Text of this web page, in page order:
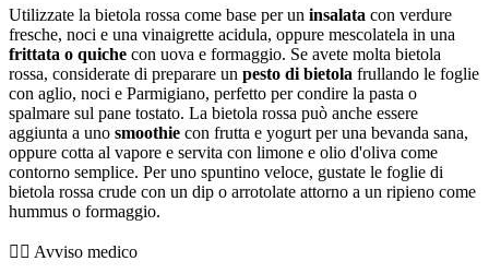
Utilizzate la bietola rossa come base per un insalata con verdure
fresche, noci e una vinaigrette acidula, oppure mescolatela in una
frittata o quiche con uova e formaggio. Se avete molta bietola
rossa, considerate di preparare un pesto di bietola frullando le foglie
con aglio, noci e Parmigiano, perfetto per condire la pasta o
spalmare sul pane tostato. La bietola rossa può anche essere
aggiunta a uno smoothie con frutta e yogurt per una bevanda sana,
oppure cotta al vapore e servita con limone e olio d'oliva come
contorno semplice. Per uno spuntino veloce, gustate le foglie di
bietola rossa crude con un dip o arrotolate attorno a un ripieno come
hummus o formaggio.
👨‍⚕️️ Avviso medico